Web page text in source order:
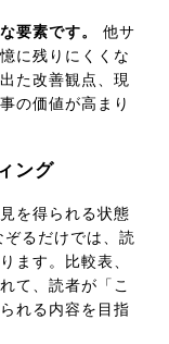
要素です。
他サ
に残りにくくな
た改善観点、現
の価値が高まり
ング
を得られる状態
るだけでは、読
ます。比較表、
て、読者が「こ
れる内容を目指